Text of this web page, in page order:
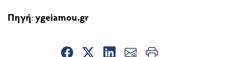
Πηγή:ygeiamou.gr